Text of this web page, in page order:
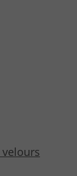
velours